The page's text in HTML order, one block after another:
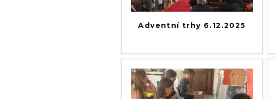
Adventní trhy 6.12.2025